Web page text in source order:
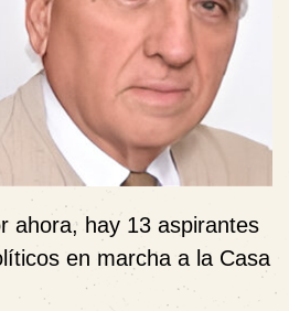
ahora, hay 13 aspirantes
en marcha a la Casa